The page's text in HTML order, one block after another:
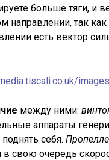
больше тяги, и
направлении, так
есть вектор
между ними:
аппараты
себя.
в свою очередь